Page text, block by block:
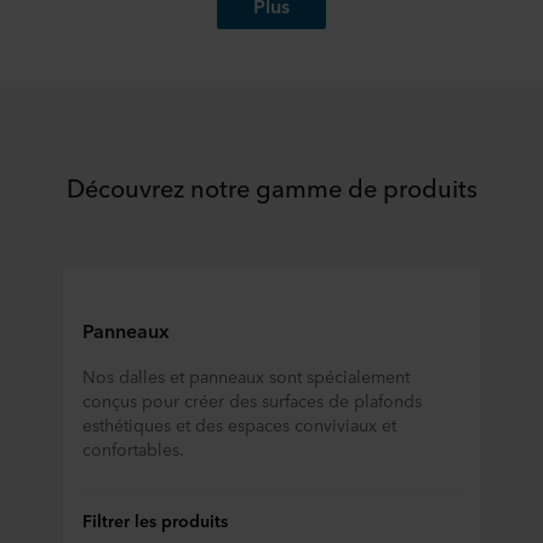
incluant l’identification de la société ROCKWOOL qui est
Conception innovante préservant les éléments
Centre de distribution Nabuurs : une
Un projet de recyclage circulaire nécessite une
Une solution de plafond adaptée pour SABA
Rénovation colorée de l’hôtel Van der Valk
Mise en œuvre d’une version colorée de
Haut niveau de finition : Van Mossel Automotive
Découvrez notre gamme de produits
Panneaux
Nos dalles et panneaux sont spécialement
conçus pour créer des surfaces de plafonds
esthétiques et des espaces conviviaux et
confortables.
Filtrer les produits